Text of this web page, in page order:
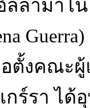
ลามาโน
ตั้งคณะ
กร์รา ไ